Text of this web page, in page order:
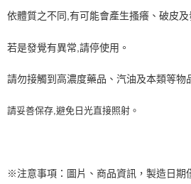
依體質之不同,有可能會產生搔癢、破皮及
若是發覺有異常,請停使用。
請勿接觸到高濃度藥品、汽油及本類等物
請妥善保存,避免日光直接照射。
※注意事項：圖片、商品資訊，製造日期